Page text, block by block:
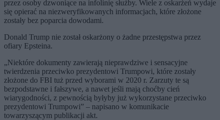
przez osoby dzwoniące na infolinię służby. Wiele z oskarżeń wydaje
się opierać na niezweryfikowanych informacjach, które złożone
zostały bez poparcia dowodami.
Donald Trump nie został oskarżony o żadne przestępstwa przez
ofiary Epsteina.
„Niektóre dokumenty zawierają nieprawdziwe i sensacyjne
twierdzenia przeciwko prezydentowi Trumpowi, które zostały
złożone do FBI tuż przed wyborami w 2020 r. Zarzuty te są
bezpodstawne i fałszywe, a nawet jeśli mają choćby cień
wiarygodności, z pewnością byłyby już wykorzystane przeciwko
prezydentowi Trumpowi” – napisano w komunikacie
towarzyszącym publikacji akt.